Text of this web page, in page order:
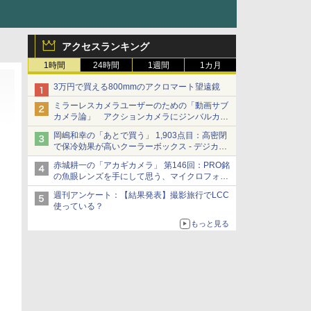
アクセスランキング
1時間 24時間 1週間 1カ月
3万円で買える800mmのアクロマート望遠鏡
ミラーレスカメラユーザーのための「動画サブ
カメラ論」 アクションカメラにジンバルカメ
ラ……その実質的な違いは？
岡嶋和幸の「あとで買う」 1,903点目：高密閉
で保冷効果が高いクーラーボックス - デジカメ
Watch
赤城耕一の「アカギカメラ」 第146回：PRO銘
の魚眼レンズを手にして思う、マイクロフォー
サーズへの期待と可能性
週刊アンケート：【結果発表】撮影旅行でLCC
使っている？
もっと見る